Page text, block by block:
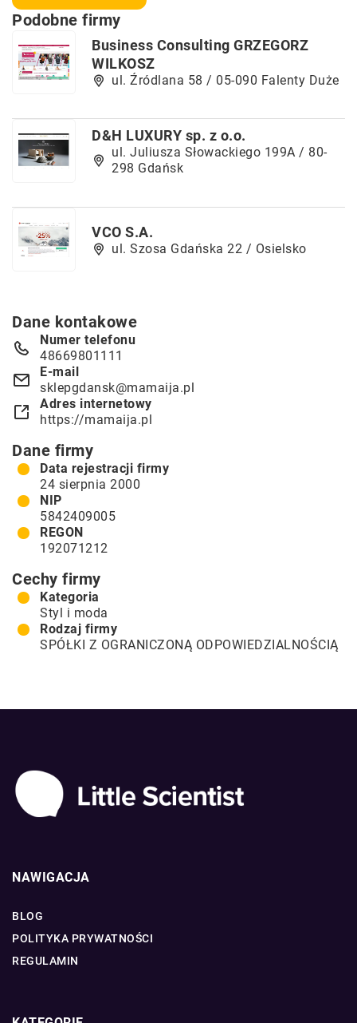
Podobne firmy
Business Consulting GRZEGORZ
WILKOSZ
ul. Źródlana 58 / 05-090 Falenty Duże
D&H LUXURY sp. z o.o.
ul. Juliusza Słowackiego 199A / 80-
298 Gdańsk
VCO S.A.
ul. Szosa Gdańska 22 / Osielsko
Dane kontakowe
Numer telefonu
48669801111
E-mail
sklepgdansk@mamaija.pl
Adres internetowy
https://mamaija.pl
Dane firmy
Data rejestracji firmy
24 sierpnia 2000
NIP
5842409005
REGON
192071212
Cechy firmy
Kategoria
Styl i moda
Rodzaj firmy
SPÓŁKI Z OGRANICZONĄ ODPOWIEDZIALNOŚCIĄ
NAWIGACJA
BLOG
POLITYKA PRYWATNOŚCI
REGULAMIN